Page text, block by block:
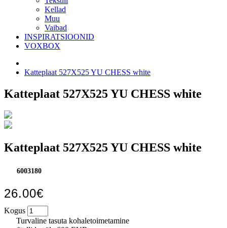
Kellad
Muu
Vaibad
INSPIRATSIOONID
VOXBOX
Katteplaat 527X525 YU CHESS white
Katteplaat 527X525 YU CHESS white
Katteplaat 527X525 YU CHESS white
6003180
26.00€
Kogus
Turvaline tasuta kohaletoimetamine